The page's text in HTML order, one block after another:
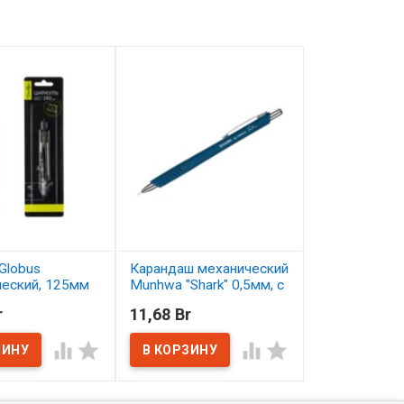
125мм
 
Карандаш механический
Munhwa "Shark" 0,5мм, с
В наличии
11,68 Br
 